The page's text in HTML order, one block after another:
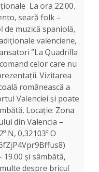
La ora 22:00,
seară folk –
de muzică spaniolă,
valenciene,
”La Quadrilla
celor care nu
Vizitarea
românească a
Valenciei și poate
Locație: Zona
din Valencia –
N, 0,32103º O
19.00 și sâmbătă,
despre bricul